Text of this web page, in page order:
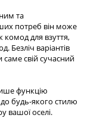
та
потреб він може
комод для взуття,
Безліч варіантів
свій сучасний
функцію
будь-якого стилю
вашої оселі.